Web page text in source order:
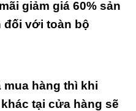
giảm giá 60% sản
đối với toàn bộ
hàng thì khi
tại cửa hàng sẽ